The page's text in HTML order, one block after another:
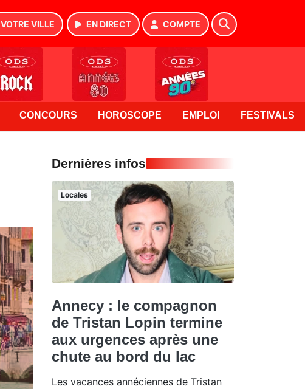
VOTRE VILLE EN DIRECT COMPTE
CONCOURS HOROSCOPE EMPLOI FESTIVALS
Dernières infos
Locales
Annecy : le compagnon
de Tristan Lopin termine
aux urgences après une
chute au bord du lac
Les vacances annéciennes de Tristan